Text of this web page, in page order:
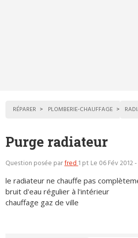
RÉPARER PLOMBERIE-CHAUFFAGE
Purge radiateur
Question posée parfred1 pt Le 06 Fév 2012
le radiateur ne chauffe pas
bruit d'eau régulier à l'intérieur
chauffage gaz de ville